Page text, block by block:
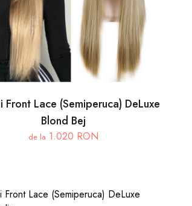
Front Lace (Semiperuca) DeLuxe
Blond Bej
de la 1.020 RON